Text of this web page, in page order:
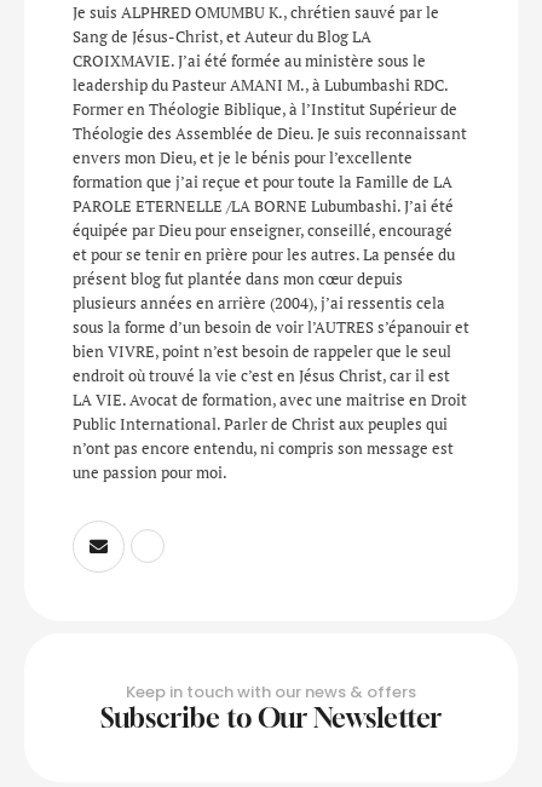
Je suis ALPHRED OMUMBU K., chrétien sauvé par le
Sang de Jésus-Christ, et Auteur du Blog LA
CROIXMAVIE. J’ai été formée au ministère sous le
leadership du Pasteur AMANI M., à Lubumbashi RDC.
Former en Théologie Biblique, à l’Institut Supérieur de
Théologie des Assemblée de Dieu. Je suis reconnaissant
envers mon Dieu, et je le bénis pour l’excellente
formation que j’ai reçue et pour toute la Famille de LA
PAROLE ETERNELLE /LA BORNE Lubumbashi. J’ai été
équipée par Dieu pour enseigner, conseillé, encouragé
et pour se tenir en prière pour les autres. La pensée du
présent blog fut plantée dans mon cœur depuis
plusieurs années en arrière (2004), j’ai ressentis cela
sous la forme d’un besoin de voir l’AUTRES s’épanouir et
bien VIVRE, point n’est besoin de rappeler que le seul
endroit où trouvé la vie c’est en Jésus Christ, car il est
LA VIE. Avocat de formation, avec une maitrise en Droit
Public International. Parler de Christ aux peuples qui
n’ont pas encore entendu, ni compris son message est
une passion pour moi.
Keep in touch with our news & offers
Subscribe to Our Newsletter